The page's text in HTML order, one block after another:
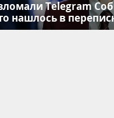
Telegram
нашлось в